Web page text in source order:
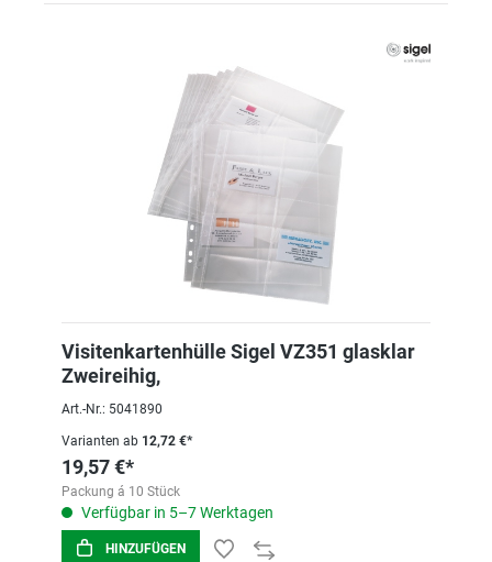
Visitenkartenhülle Sigel VZ351 glasklar
Zweireihig,
Art.-Nr.: 5041890
Varianten ab 12,72 €*
19,57 €*
Packung á 10 Stück
Verfügbar in 5–7 Werktagen
HINZUFÜGEN